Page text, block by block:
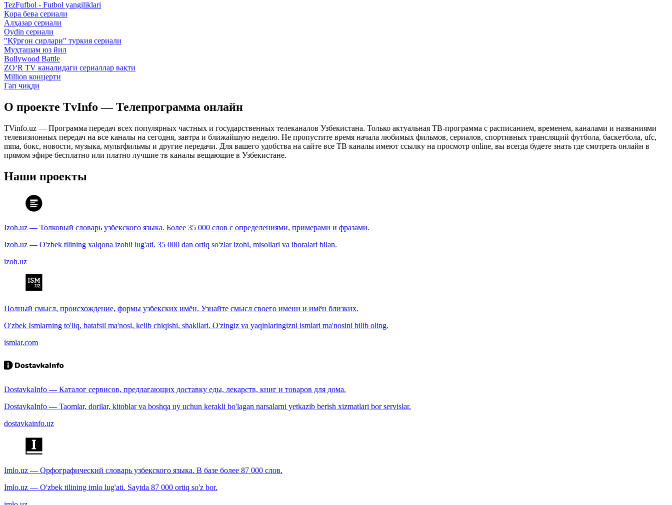
TezFufbol - Futbol yangiliklari
Қора бева сериали
Алҳазар сериали
Oydin сериали
"Қўрғон сирлари" туркия сериали
Муҳташам юз йил
Bollywood Battle
ZO‘R TV каналидаги сериаллар вақти
Million концерти
Гап чиқди
О проекте TvInfo — Телепрограмма онлайн
TVinfo.uz — Программа передач всех популярных частных и государственных телеканалов Узбекистана. Только актуальная ТВ-программа с расписанием, временем, каналами и названиями
телевизионных передач на все каналы на сегодня, завтра и ближайшую неделю. Не пропустите время начала любимых фильмов, сериалов, спортивных трансляций футбола, баскетбола, ufc,
mma, бокс, новости, музыка, мультфильмы и другие передачи. Для вашего удобства на сайте все ТВ каналы имеют ссылку на просмотр online, вы всегда будете знать где смотреть онлайн в
прямом эфире бесплатно или платно лучшие тв каналы вещающие в Узбекистане.
Наши проекты
Izoh.uz — Толковый словарь узбекского языка. Более 35 000 слов с определениями, примерами и фразами.
Izoh.uz — O'zbek tilining xalqona izohli lug'ati. 35 000 dan ortiq so'zlar izohi, misollari va iboralari bilan.
izoh.uz
Полный смысл, происхождение, формы узбекских имён. Узнайте смысл своего имени и имён близких.
O'zbek Ismlarning to'liq, batafsil ma'nosi, kelib chiqishi, shakllari. O'zingiz va yaqinlaringizni ismlari ma'nosini bilib oling.
ismlar.com
DostavkaInfo — Каталог сервисов, предлагающих доставку еды, лекарств, книг и товаров для дома.
DostavkaInfo — Taomlar, dorilar, kitoblar va boshqa uy uchun kerakli bo'lagan narsalarni yetkazib berish xizmatlari bor servislar.
dostavkainfo.uz
Imlo.uz — Орфографический словарь узбекского языка. В базе более 87 000 слов.
Imlo.uz — O'zbek tilining imlo lug'ati. Saytda 87 000 ortiq so'z bor.